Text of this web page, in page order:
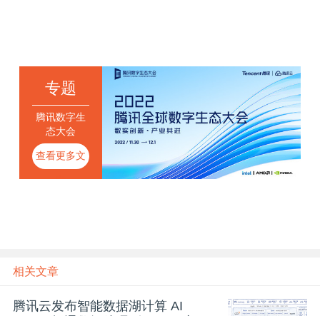
专题
腾讯数字生
态大会
查看更多文
章
相关文章
腾讯云发布智能数据湖计算 AI